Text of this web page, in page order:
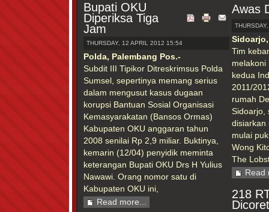
Bupati OKU
Diperiksa Tiga
Jam
THURSDAY, 12 APRIL 2012 15:54
Polda, Palembang Pos.-
Subdit III Tipikor Ditreskrimsus Polda
Sumsel, sepertinya memang serius
dalam mengusut kasus dugaan
korupsi Bantuan Sosial Organisasi
Kemasyarakatan (Bansos Ormas)
Kabupaten OKU anggaran tahun
2008 senilai Rp 2,9 miliar. Buktinya,
kemarin (12/04) penyidik meminta
keterangan Bupati OKU Drs H Yulius
Nawawi. Orang nomor satu di
Kabupaten OKU ini,
Read more...
Awas
Tim
melakoni
kedua
2011/
rumah
Sidoarjo,
disiarkan
mulai
Wong
The
Read
218
Dicoret